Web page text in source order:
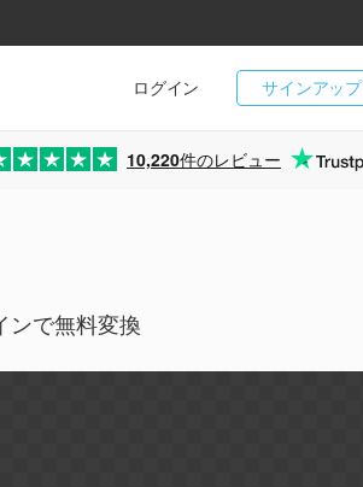
サインアップ
ログイン
10,220件のレビュー
ンで無料変換